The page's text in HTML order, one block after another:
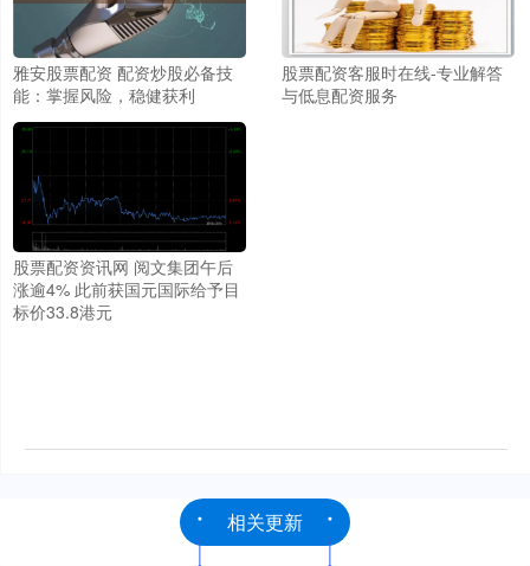
雅安股票配资 配资炒股必备技
能：掌握风险，稳健获利
股票配资客服时在线-专业解答
与低息配资服务
股票配资资讯网 阅文集团午后
涨逾4% 此前获国元国际给予目
标价33.8港元
相关更新